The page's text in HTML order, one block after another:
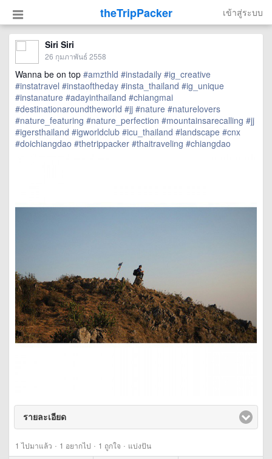
theTripPacker เข้าสู่ระบบ
Siri Siri
26 กุมภาพันธ์ 2558
Wanna be on top #amzthld #instadaily #ig_creative
#instatravel #instaoftheday #insta_thailand #ig_unique
#instanature #adayinthailand #chiangmai
#destinationaroundtheworld #jj #nature #naturelovers
#nature_featuring #nature_perfection #mountainsarecalling #jj
#igersthailand #igworldclub #icu_thailand #landscape #cnx
#doichiangdao #thetrippacker #thaitraveling #chiangdao
รายละเอียด
1 ไปมาแล้ว · 1 อยากไป · 1 ถูกใจ · แบ่งปัน